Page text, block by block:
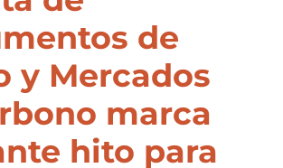
de
y Mercados
marca
hito para